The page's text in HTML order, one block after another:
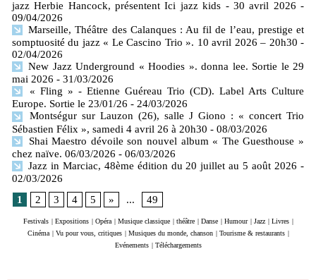
jazz Herbie Hancock, présentent Ici jazz kids - 30 avril 2026 -
09/04/2026
Marseille, Théâtre des Calanques : Au fil de l’eau, prestige et
somptuosité du jazz « Le Cascino Trio ». 10 avril 2026 – 20h30 -
02/04/2026
New Jazz Underground « Hoodies ». donna lee. Sortie le 29
mai 2026 - 31/03/2026
« Fling » - Etienne Guéreau Trio (CD). Label Arts Culture
Europe. Sortie le 23/01/26 - 24/03/2026
Montségur sur Lauzon (26), salle J Giono : « concert Trio
Sébastien Félix », samedi 4 avril 26 à 20h30 - 08/03/2026
Shai Maestro dévoile son nouvel album « The Guesthouse »
chez naïve. 06/03/2026 - 06/03/2026
Jazz in Marciac, 48ème édition du 20 juillet au 5 août 2026 -
02/03/2026
1
2 3 4 5 » ... 49
Festivals | Expositions | Opéra | Musique classique | théâtre | Danse | Humour | Jazz | Livres |
Cinéma | Vu pour vous, critiques | Musiques du monde, chanson | Tourisme & restaurants |
Evénements | Téléchargements